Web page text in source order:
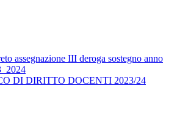
assegnazione III deroga sostegno anno
DI DIRITTO DOCENTI 2023/24